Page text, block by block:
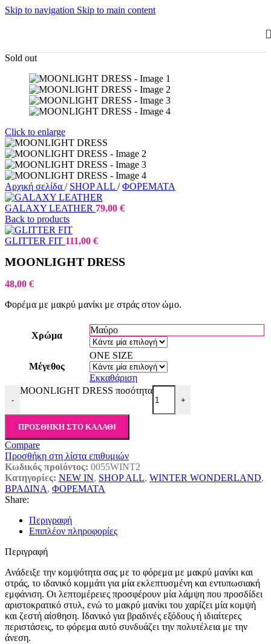
Skip to navigation Skip to main content
Sold out
Click to enlarge
Αρχική σελίδα / SHOP ALL / ΦΟΡΕΜΑΤΑ
GALAXY LEATHER 79,00 €
Back to products
GLITTER FIT 111,00 €
MOONLIGHT DRESS
48,00 €
Φορέμα με μακρύ μανίκι με στράς στον ώμο.
Χρώμα
Μαύρο
Μέγεθος
ONE SIZE
Εκκαθάριση
-
MOONLIGHT DRESS ποσότητα
+
ΠΡΟΣΘΉΚΗ ΣΤΟ ΚΑΛΆΘΙ
Compare
Προσθήκη στη λίστα επιθυμιών
Κωδικός προϊόντος: 0055WINT2
Κατηγορίες: NEW IN, SHOP ALL, WINTER WONDERLAND,
ΒΡΑΔΙΝΑ, ΦΟΡΕΜΑΤΑ
Share:
Περιγραφή
Επιπλέον πληροφορίες
Περιγραφή
Ανάδειξε την κομψότητα σας με το φόρεμα με μακρύ μανίκι και
στράς, το ιδανικό κομμάτι για μία εκλεπτυσμένη και εντυπωσιακή
εμφάνιση. Οι λεπτομέρειες προσφέρουν μία λάμψη που προσδίδει
αριστοκρατικό στυλ, ενώ το μακρύ μανίκι του χαρίζει μία κομψή
και ζεστή αίσθηση. Ιδανικό για βραδινές εξόδους ή ιδιαίτερες
περιστάσεις, το φόρεμα αυτό συνδυάζει την πολυτέλεια με την
άνεση.